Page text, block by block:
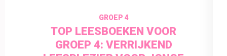
GROEP 4
TOP LEESBOEKEN VOOR
GROEP 4: VERRIJKEND